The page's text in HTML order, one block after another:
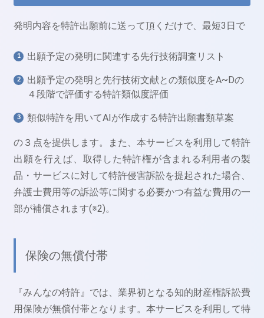
発明内容を特許出願前に送って頂くだけで、最短3日で
出願予定の発明に関連する先行技術調査リスト
出願予定の発明と先行技術文献との類似度をA~Dの
４段階で評価する特許類似度評価
類似特許を用いてAIが作成する特許出願書類草案
の３点を提供します。また、本サービスを利用して特許
出願を行えば、取得した特許権が含まれる利用者の製
品・サービスに対して特許侵害訴訟を提起された場合、
弁護士費用等の訴訟等に関する必要かつ有益な費用の一
部が補償されます(※2)。
保険の無償付帯
『みんなの特許』では、業界初となる知的財産権訴訟費
用保険が無償付帯となります。本サービスを利用して特